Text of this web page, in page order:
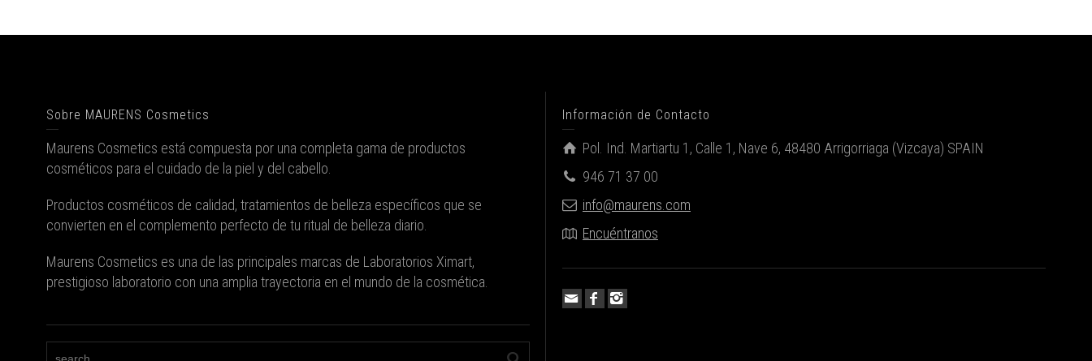
Sobre MAURENS Cosmetics
Maurens Cosmetics está compuesta por una completa gama de productos
cosméticos para el cuidado de la piel y del cabello.
Productos cosméticos de calidad, tratamientos de belleza específicos que se
convierten en el complemento perfecto de tu ritual de belleza diario.
Maurens Cosmetics es una de las principales marcas de Laboratorios Ximart,
prestigioso laboratorio con una amplia trayectoria en el mundo de la cosmética.
Información de Contacto
Pol. Ind. Martiartu 1, Calle 1, Nave 6, 48480 Arrigorriaga (Vizcaya) SPAIN
946 71 37 00
info@maurens.com
Encuéntranos